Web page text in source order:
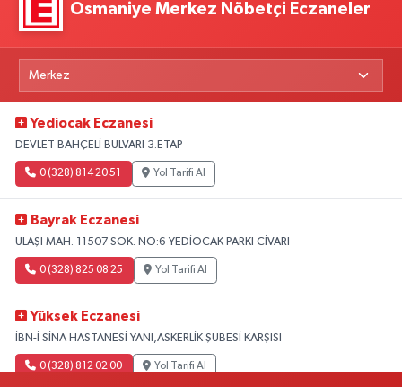
Osmaniye Merkez Nöbetçi Eczaneler
Yediocak Eczanesi
DEVLET BAHÇELİ BULVARI 3.ETAP
0 (328) 814 20 51 Yol Tarifi Al
Bayrak Eczanesi
ULAŞI MAH. 11507 SOK. NO:6 YEDİOCAK PARKI CİVARI
0 (328) 825 08 25 Yol Tarifi Al
Yüksek Eczanesi
İBN-İ SİNA HASTANESİ YANI,ASKERLİK ŞUBESİ KARŞISI
0 (328) 812 02 00 Yol Tarifi Al